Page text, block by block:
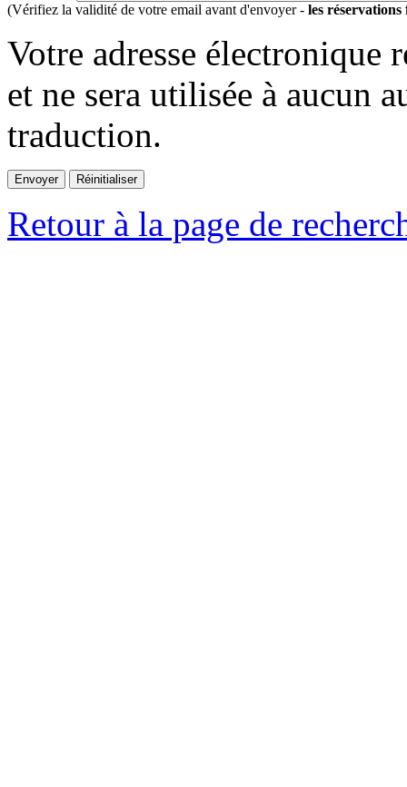
(Vérifiez la validité de votre email avant d'envoyer - les réservations
Votre adresse électronique
et ne sera utilisée à aucun
traduction.
Retour à la page de